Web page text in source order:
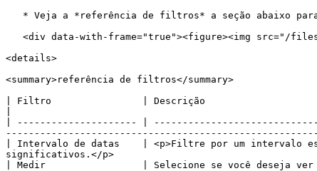
<details>
<summary>referência de filtros</summary>
| Filtro                | Descrição
| --------------------- |
| Intervalo de datas    | <p>Filtre por um intervalo
significativos.</p>
| Medir                 | Selecione se você deseja ver